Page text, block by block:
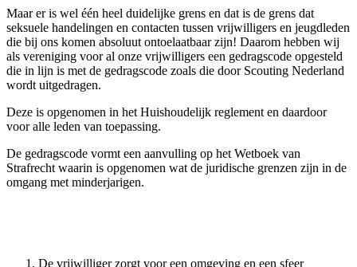
Maar er is wel één heel duidelijke grens en dat is de grens dat
seksuele handelingen en contacten tussen vrijwilligers en jeugdleden
die bij ons komen absoluut ontoelaatbaar zijn! Daarom hebben wij
als vereniging voor al onze vrijwilligers een gedragscode opgesteld
die in lijn is met de gedragscode zoals die door Scouting Nederland
wordt uitgedragen.
Deze is opgenomen in het Huishoudelijk reglement en daardoor
voor alle leden van toepassing.
De gedragscode vormt een aanvulling op het Wetboek van
Strafrecht waarin is opgenomen wat de juridische grenzen zijn in de
omgang met minderjarigen.
De vrijwilliger zorgt voor een omgeving en een sfeer